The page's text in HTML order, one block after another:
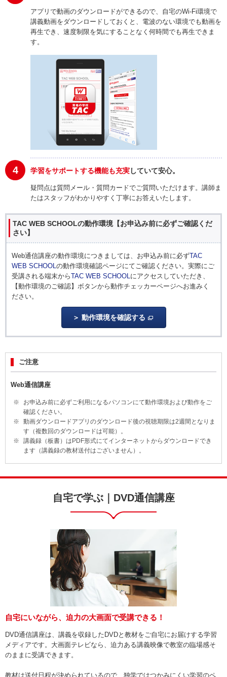
アプリで動画のダウンロードができるので、自宅のWi-Fi環境で
講義動画をダウンロードしておくと、電波のない環境でも動画を
再生でき、速度制限を気にすることなく何時間でも再生できま
す。
4 学習をサポートする機能も充実していて安心。
疑問点は質問メール・質問カードでご質問いただけます。講師ま
たはスタッフがわかりやすく丁寧にお答えいたします。
TAC WEB SCHOOLの動作環境【お申込み前に必ずご確認くだ
さい】
Web通信講座の動作環境につきましては、お申込み前に必ずTAC
WEB SCHOOLの動作環境確認ページにてご確認ください。実際にご
受講される端末からTAC WEB SCHOOLにアクセスしていただき、
【動作環境のご確認】ボタンから動作チェッカーページへお進みく
ださい。
動作環境を確認する
ご注意
Web通信講座
お申込み前に必ずご利用になるパソコンにて動作環境および動作をご
確認ください。
動画ダウンロードアプリのダウンロード後の視聴期限は2週間となりま
す（複数回のダウンロードは可能）。
講義録（板書）はPDF形式にてインターネットからダウンロードでき
ます（講義録の教材送付はございません）。
自宅で学ぶ｜DVD通信講座
自宅にいながら、迫力の大画面で受講できる！
DVD通信講座は、講義を収録したDVDと教材をご自宅にお届けする学習
メディアです。大画面テレビなら、迫力ある講義映像で教室の臨場感そ
のままに受講できます。
教材は送付日程が決められているので、独学ではつかみにくい学習のペ